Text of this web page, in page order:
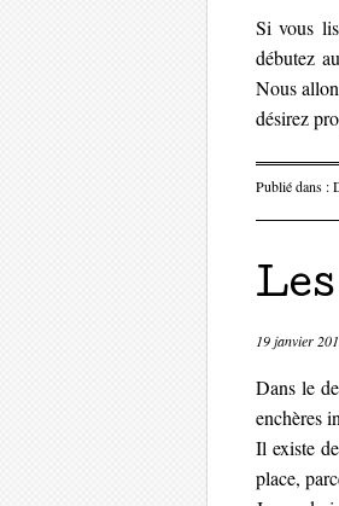
Si vous
débutez
Nous
désirez
Publié dans :
19 janvier
Dans le
enchères
Il existe
place,